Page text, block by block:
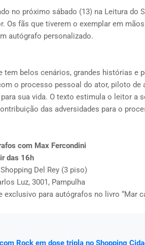
no próximo sábado (13) na Leitura do
Os fãs que tiverem o exemplar em
autógrafo personalizado.
tem belos cenários, grandes histórias e
o processo pessoal do ator, piloto de
sua vida. O texto estimula o leitor a
das adversidades para o
com Max Fercondini
das 16h
Del Rey (3 piso)
Luz, 3001, Pampulha
exclusivo para autógrafos no livro “Mar